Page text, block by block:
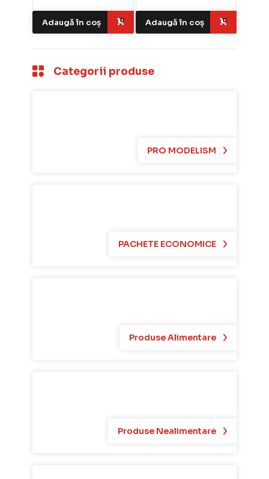
Adaugă în coș Adaugă în coș
Categorii produse
PRO MODELISM
PACHETE ECONOMICE
Produse Alimentare
Produse Nealimentare